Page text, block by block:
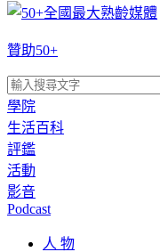
贊助50+
學院
生活百科
評鑑
活動
影音
Podcast
人 物